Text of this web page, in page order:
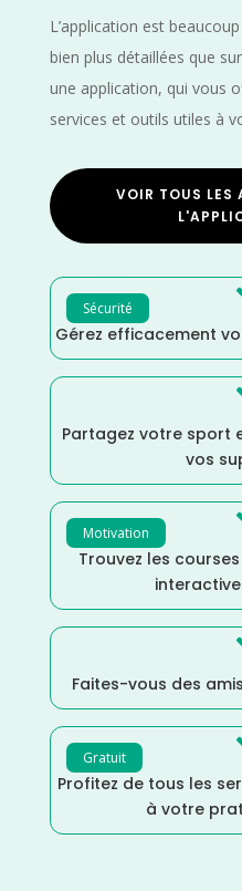
L’application est
bien plus détaillées que
une application, qui vous
services et outils utiles à
VOIR TOUS LES
Sécurité
Gérez efficacement
Partagez votre sport
vos
Motivation
Trouvez les
Faites-vous des
Gratuit
Profitez de tous les
à votre